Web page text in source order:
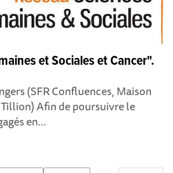
et Sociales et Cancer".
(SFR Confluences, Maison
Afin de poursuivre le
en...